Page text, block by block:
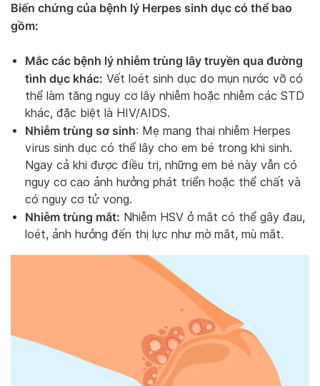
Biến chứng của bệnh lý Herpes sinh dục có thể bao
gồm:
Mắc các bệnh lý nhiễm trùng lây truyền qua đường
tình dục khác: Vết loét sinh dục do mụn nước vỡ có
thể làm tăng nguy cơ lây nhiễm hoặc nhiễm các STD
khác, đặc biệt là HIV/AIDS.
Nhiễm trùng sơ sinh: Mẹ mang thai nhiễm Herpes
virus sinh dục có thể lây cho em bé trong khi sinh.
Ngay cả khi được điều trị, những em bé này vẫn có
nguy cơ cao ảnh hưởng phát triển hoặc thể chất và
có nguy cơ tử vong.
Nhiễm trùng mắt: Nhiễm HSV ở mắt có thể gây đau,
loét, ảnh hưởng đến thị lực như mờ mắt, mù mắt.